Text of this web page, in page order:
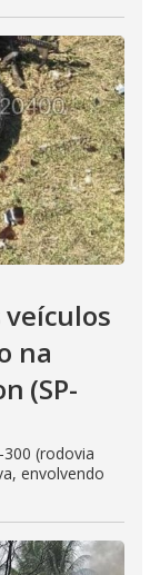
na
(SP-
(rodovia
envolvendo